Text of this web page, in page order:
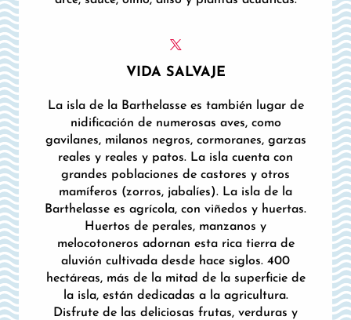
VIDA SALVAJE
La isla de la Barthelasse es también lugar de
nidificación de numerosas aves, como
gavilanes, milanos negros, cormoranes, garzas
reales y reales y patos. La isla cuenta con
grandes poblaciones de castores y otros
mamíferos (zorros, jabalíes). La isla de la
Barthelasse es agrícola, con viñedos y huertas.
Huertos de perales, manzanos y
melocotoneros adornan esta rica tierra de
aluvión cultivada desde hace siglos. 400
hectáreas, más de la mitad de la superficie de
la isla, están dedicadas a la agricultura.
Disfrute de las deliciosas frutas, verduras y